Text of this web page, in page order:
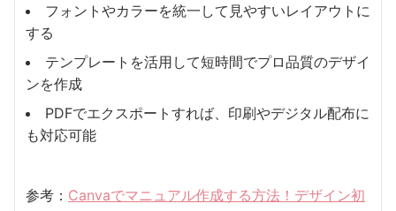
フォントやカラーを統一して見やすいレイアウトに
する
テンプレートを活用して短時間でプロ品質のデザイ
ンを作成
PDFでエクスポートすれば、印刷やデジタル配布に
も対応可能
参考： Canvaでマニュアル作成する方法！デザイン初